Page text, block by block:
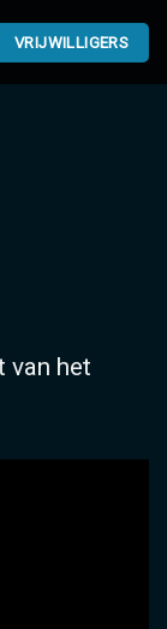
VRIJWILLIGERS
van het